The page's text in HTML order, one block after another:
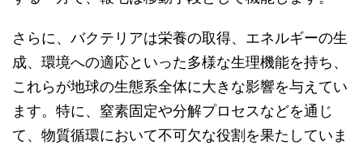
さらに、バクテリアは栄養の取得、エネルギーの生
成、環境への適応といった多様な生理機能を持ち、
これらが地球の生態系全体に大きな影響を与えてい
ます。特に、窒素固定や分解プロセスなどを通じ
て、物質循環において不可欠な役割を果たしていま